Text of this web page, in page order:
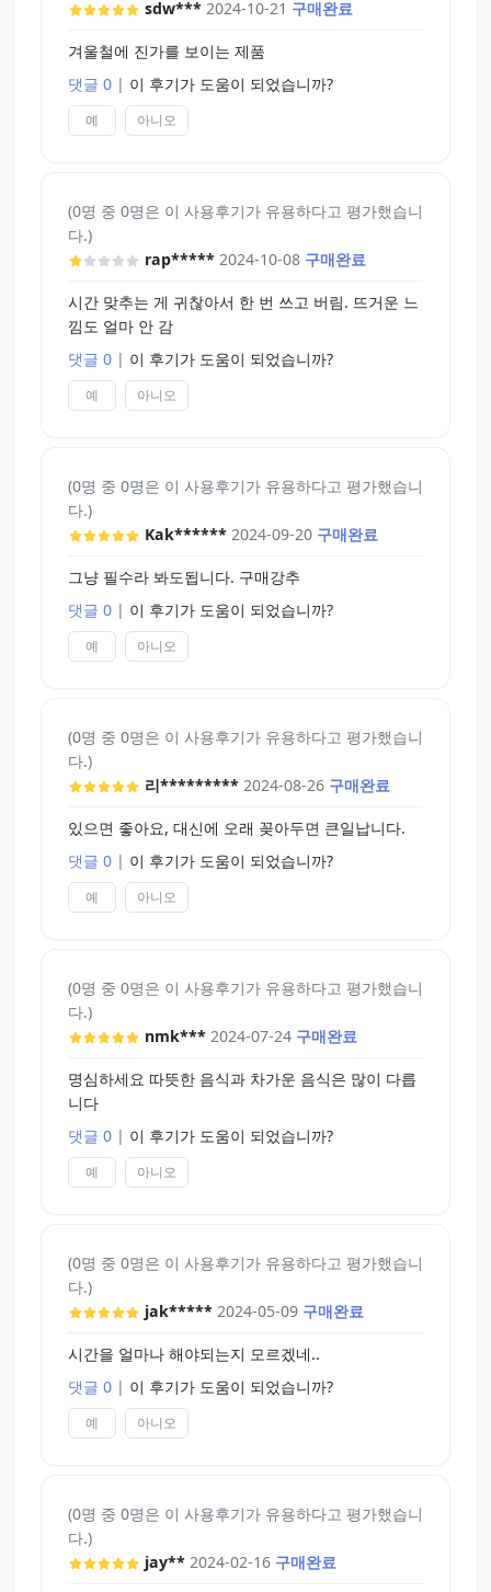
sdw*** 2024-10-21 구매완료
겨울철에 진가를 보이는 제품
댓글 0 | 이 후기가 도움이 되었습니까?
예 아니오
(0명 중 0명은 이 사용후기가 유용하다고 평가했습니
다.)
rap***** 2024-10-08 구매완료
시간 맞추는 게 귀찮아서 한 번 쓰고 버림. 뜨거운 느
낌도 얼마 안 감
댓글 0 | 이 후기가 도움이 되었습니까?
예 아니오
(0명 중 0명은 이 사용후기가 유용하다고 평가했습니
다.)
Kak****** 2024-09-20 구매완료
그냥 필수라 봐도됩니다. 구매강추
댓글 0 | 이 후기가 도움이 되었습니까?
예 아니오
(0명 중 0명은 이 사용후기가 유용하다고 평가했습니
다.)
리********* 2024-08-26 구매완료
있으면 좋아요, 대신에 오래 꽂아두면 큰일납니다.
댓글 0 | 이 후기가 도움이 되었습니까?
예 아니오
(0명 중 0명은 이 사용후기가 유용하다고 평가했습니
다.)
nmk*** 2024-07-24 구매완료
명심하세요 따뜻한 음식과 차가운 음식은 많이 다릅
니다
댓글 0 | 이 후기가 도움이 되었습니까?
예 아니오
(0명 중 0명은 이 사용후기가 유용하다고 평가했습니
다.)
jak***** 2024-05-09 구매완료
시간을 얼마나 해야되는지 모르겠네..
댓글 0 | 이 후기가 도움이 되었습니까?
예 아니오
(0명 중 0명은 이 사용후기가 유용하다고 평가했습니
다.)
jay** 2024-02-16 구매완료